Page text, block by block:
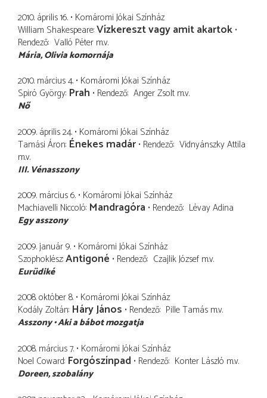
2010. április 16. Komáromi Jókai Színház
William Shakespeare Vízkereszt vagy amit akartok
Rendező Valló Péter m.v.
Mária Olivia komornája
2010. március 4. Komáromi Jókai Színház
Spiró György Prah Rendező Anger Zsolt m.v.
Nő
2009. április 24. Komáromi Jókai Színház
Tamási Áron Énekes madár Rendező Vidnyánszky Attila
m.v.
III. Vénasszony
2009. március 6. Komáromi Jókai Színház
Machiavelli Niccoló Mandragóra Rendező Lévay Adina
Egy asszony
2009. január 9. Komáromi Jókai Színház
Szophoklész Antigoné Rendező Czajlik József m.v.
Eurüdiké
2008. október 8. Komáromi Jókai Színház
Kodály Zoltán Háry János Rendező Pille Tamás m.v.
Asszony Aki a bábot mozgatja
2008. március 7. Komáromi Jókai Színház
Noel Coward Forgószínpad Rendező Konter László m.v.
Doreen szobalány